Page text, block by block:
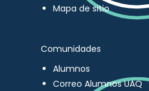
Mapa de sitio
Comunidades
Alumnos
Correo Alumnos UAQ